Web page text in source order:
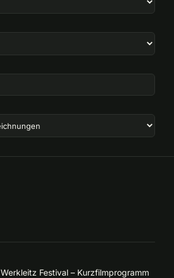
Werkleitz Festival – Kurzfilmprogramm